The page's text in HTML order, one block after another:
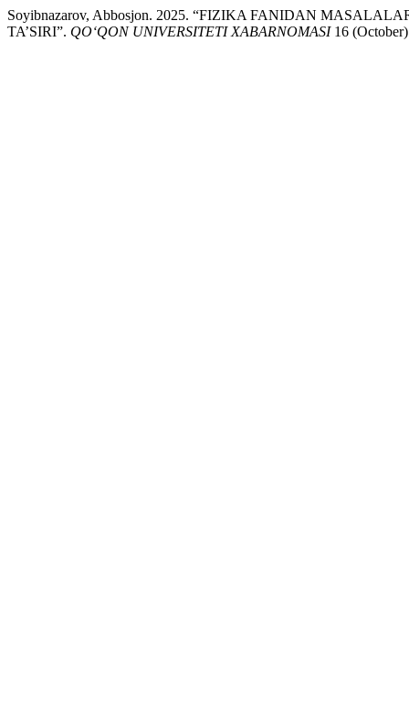
Soyibnazarov, Abbosjon. 2025. “FIZIKA FANIDAN
TA’SIRI”. QO‘QON UNIVERSITETI XABARNOMASI16